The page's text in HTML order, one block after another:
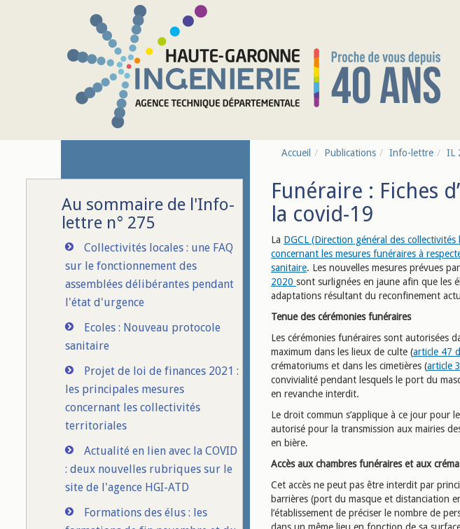
Au sommaire de l'Info-
lettre n° 275
Collectivités locales : une FAQ
sur le fonctionnement des
assemblées délibérantes pendant
l'état d'urgence
Ecoles : Nouveau protocole
sanitaire
Projet de loi de finances 2021 :
les principales mesures
concernant les collectivités
territoriales
Actualité en lien avec la COVID
: deux nouvelles rubriques sur le
site de l'agence HGI-ATD
Formations des élus : les
Accueil Publications Info-lettre IL
Funéraire : Fiches
la covid-19
La DGCL (Direction général des collectivités
concernant les mesures funéraires à
sanitaire. Les nouvelles mesures prévues
2020 sont surlignées en jaune afin que les
adaptations résultant du reconfinement
Tenue des cérémonies funéraires
Les cérémonies funéraires sont autorisées
maximum dans les lieux de culte (article 47
crématoriums et dans les cimetières (article
convivialité pendant lesquels le port du
en revanche interdit.
Le droit commun s’applique à ce jour pour
autorisé pour la transmission aux mairies
en bière.
Accès aux chambres funéraires et aux
Cet accès ne peut pas être interdit par
barrières (port du masque et distanciation
l’établissement de préciser le nombre de